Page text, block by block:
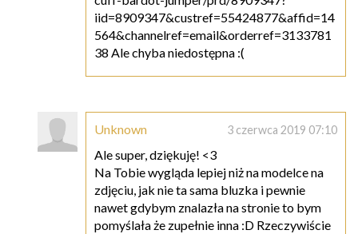
iid=8909347&custref=55424877&affid=14
564&channelref=email&orderref=3133781
38 Ale chyba niedostępna :(
Unknown 3 czerwca 2019 07:10
Ale super, dziękuję! <3
Na Tobie wygląda lepiej niż na modelce na
zdjęciu, jak nie ta sama bluzka i pewnie
nawet gdybym znalazła na stronie to bym
pomyślała że zupełnie inna :D Rzeczywiście